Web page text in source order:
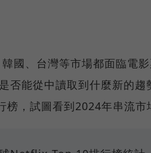
國、台灣等市場都面臨電
否能從中讀取到什麼新的趨
，試圖看到2024年串流市